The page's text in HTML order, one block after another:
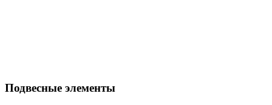
Подвесные элементы